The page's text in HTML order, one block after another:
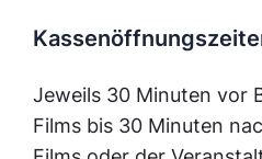
Jeweils 30 Minuten vor
Films bis 30 Minuten